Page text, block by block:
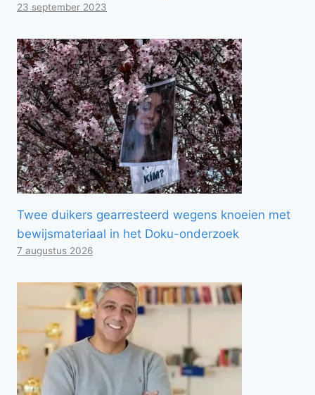
23 september 2023
Twee duikers gearresteerd wegens knoeien met
bewijsmateriaal in het Doku-onderzoek
7 augustus 2026